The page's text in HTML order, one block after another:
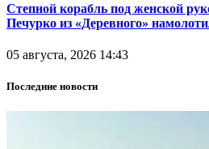
Степной корабль под женской
Печурко из «Деревного»
05 августа, 2026 14:43
Последние новости